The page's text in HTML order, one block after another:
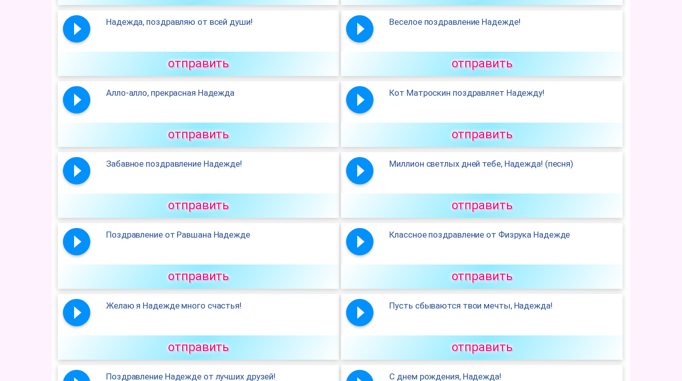
Надежда, поздравляю от всей души!
отправить
Веселое поздравление Надежде!
отправить
Алло-алло, прекрасная Надежда
отправить
Кот Матроскин поздравляет Надежду!
отправить
Забавное поздравление Надежде!
отправить
Миллион светлых дней тебе, Надежда! (песня)
отправить
Поздравление от Равшана Надежде
отправить
Классное поздравление от Физрука Надежде
отправить
Желаю я Надежде много счастья!
отправить
Пусть сбываются твои мечты, Надежда!
отправить
Поздравление Надежде от лучших друзей! С днем рождения, Надежда!